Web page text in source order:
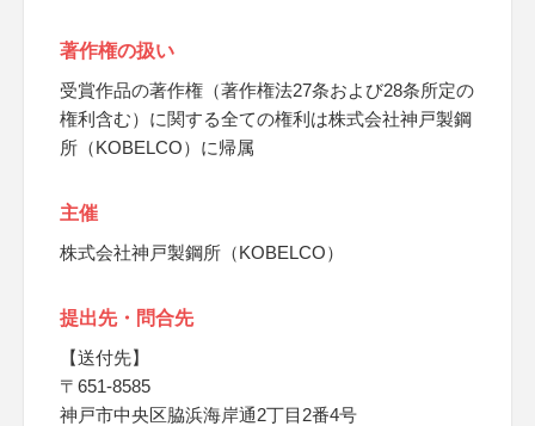
著作権の扱い
受賞作品の著作権（著作権法27条および28条所定の
権利含む）に関する全ての権利は株式会社神戸製鋼
所（KOBELCO）に帰属
主催
株式会社神戸製鋼所（KOBELCO）
提出先・問合先
【送付先】
〒651-8585
神戸市中央区脇浜海岸通2丁目2番4号